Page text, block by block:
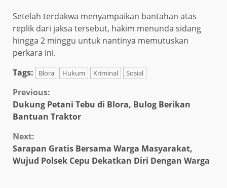
Setelah terdakwa menyampaikan bantahan atas
replik dari jaksa tersebut, hakim menunda sidang
hingga 2 minggu untuk nantinya memutuskan
perkara ini.
Tags:
Blora Hukum Kriminal Sosial
Continue
Reading
Previous:
Dukung Petani Tebu di Blora, Bulog Berikan
Bantuan Traktor
Next:
Sarapan Gratis Bersama Warga Masyarakat,
Wujud Polsek Cepu Dekatkan Diri Dengan Warga